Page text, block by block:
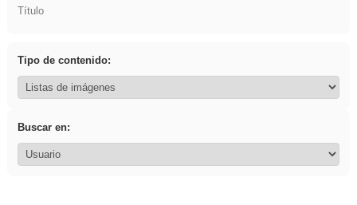
Título
Tipo de contenido:
Buscar en: